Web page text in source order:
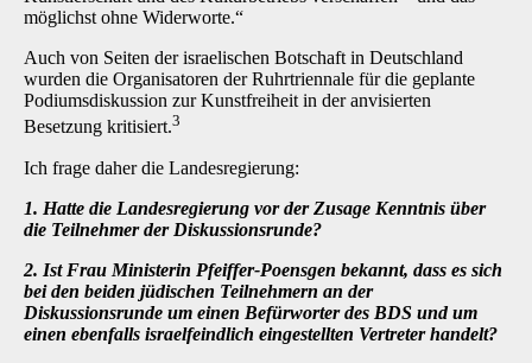
möglichst ohne Widerworte.“
Auch von Seiten der israelischen Botschaft in Deutschland
wurden die Organisatoren der Ruhrtriennale für die geplante
Podiumsdiskussion zur Kunstfreiheit in der anvisierten
Besetzung kritisiert.3
Ich frage daher die Landesregierung:
1. Hatte die Landesregierung vor der Zusage Kenntnis über
die Teilnehmer der Diskussionsrunde?
2. Ist Frau Ministerin Pfeiffer-Poensgen bekannt, dass es sich
bei den beiden jüdischen Teilnehmern an der
Diskussionsrunde um einen Befürworter des BDS und um
einen ebenfalls israelfeindlich eingestellten Vertreter handelt?